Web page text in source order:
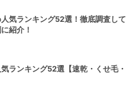
気ランキング52選！徹底調査して
紹介！
ランキング52選【速乾・くせ毛・